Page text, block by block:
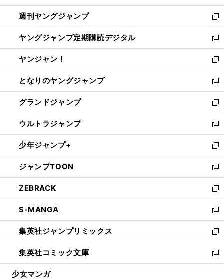
開
く
ウ
で
開
く
ン
ド
ウ
で
開
く
ウ
ィ
ン
ド
ウ
で
開
く
週刊ヤングジャンプ
新
し
い
ウ
ィ
ン
ド
ウ
で
開
く
ヤングジャンプ定期購読デジタル
新
し
い
ウ
ィ
ン
ド
ウ
で
開
く
ヤンジャン！
新
し
い
ウ
ィ
ン
ド
ウ
で
開
く
となりのヤングジャンプ
新
し
い
ウ
ィ
ン
ド
ウ
で
開
く
グランドジャンプ
新
し
い
ウ
ィ
ン
ド
ウ
で
開
く
ウルトラジャンプ
新
し
い
ウ
ィ
ン
ド
ウ
で
開
く
少年ジャンプ+
新
し
い
ウ
ィ
ン
ド
ウ
で
開
く
ジャンプTOON
新
し
い
ウ
ィ
ン
ド
ウ
で
開
ZEBRACK
新
し
い
ウ
ィ
ン
ド
ウ
S-MANGA
新
し
い
ウ
ィ
ン
集英社ジャンプリミックス
新
し
い
ウ
集英社コミック文庫
新
し
少女マンガ